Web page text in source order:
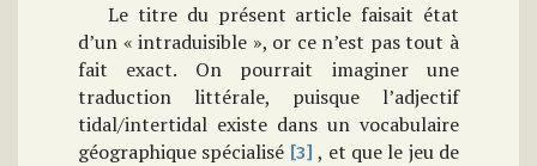
Le titre du présent article faisait état
d’un « intraduisible », or ce n’est pas tout à
fait exact. On pourrait imaginer une
traduction littérale, puisque l’adjectif
tidal/intertidal existe dans un vocabulaire
géographique spécialisé [3] , et que le jeu de